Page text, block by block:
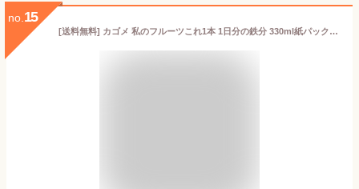
no. 15
[送料無料] カゴメ 私のフルーツこれ1本 1日分の鉄分 330ml紙パック×12本【3〜4営業日以内に出荷】 果汁ジュース フルーツジュース アサイー 1日分の果実